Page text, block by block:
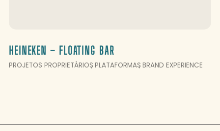
HEINEKEN – FLOATING BAR
PROJETOS PROPRIETÁRIOS PLATAFORMAS BRAND EXPERIENCE